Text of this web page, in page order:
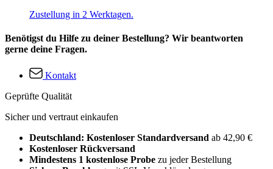
Zustellung in 2 Werktagen.
Benötigst du Hilfe zu deiner Bestellung? Wir beantworten
gerne deine Fragen.
Kontakt
Geprüfte Qualität
Sicher und vertraut einkaufen
Deutschland: Kostenloser Standardversand ab 42,90 €
Kostenloser Rückversand
Mindestens 1 kostenlose Probe zu jeder Bestellung